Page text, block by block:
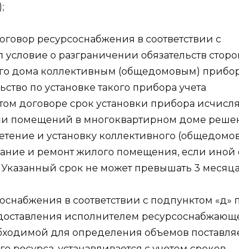
ресурсоснабжения в соответствии с
условие о разграничении обязательств
дома коллективным (общедомовым)
по установке такого прибора учета
договоре срок установки прибора
помещений в многоквартирном доме
и установку коллективного
и ремонт жилого помещения, если иной
срок не может превышать 3
в соответствии с подпунктом «д»
исполнителем
для определения объемов